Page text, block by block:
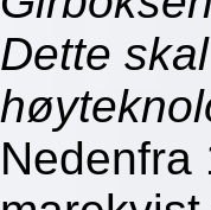
Dette
Nedenfra